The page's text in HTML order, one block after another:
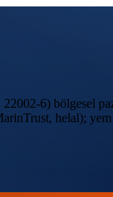
6) bölgesel
helal); yem